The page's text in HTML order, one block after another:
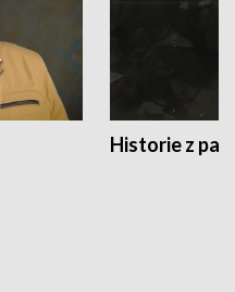
Historie z